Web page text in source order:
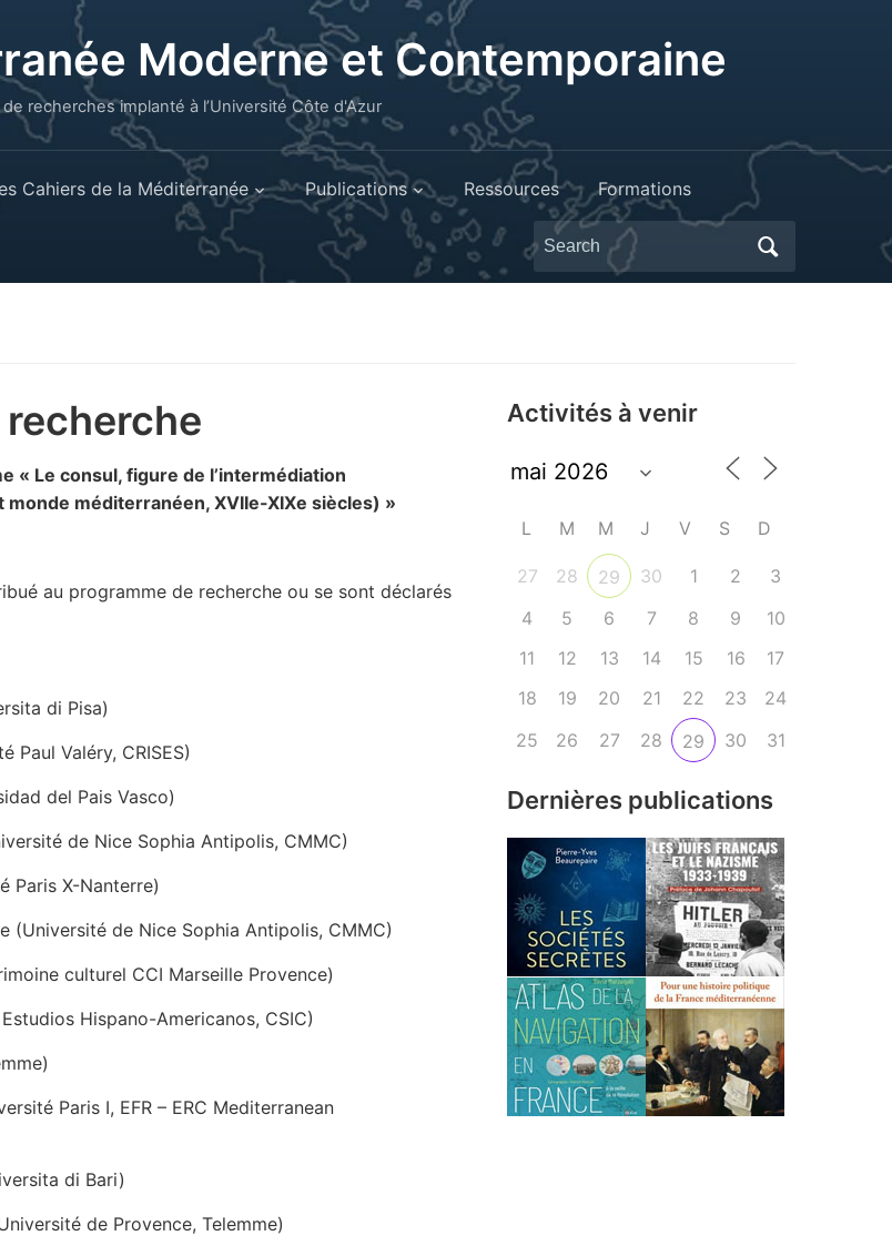
Moderne et Contemporaine
recherches implanté à l’Université Côte d'Azur
Cahiers de la Méditerranée Publications Ressources Formations
Search
for:
« Le consul, figure de l’intermédiation
monde méditerranéen, XVIIe-XIXe siècles) »
au programme de recherche ou se sont déclarés
di Pisa)
Paul Valéry, CRISES)
del Pais Vasco)
de Nice Sophia Antipolis, CMMC)
Paris X-Nanterre)
(Université de Nice Sophia Antipolis, CMMC)
culturel CCI Marseille Provence)
Hispano-Americanos, CSIC)
Paris I, EFR – ERC Mediterranean
di Bari)
de Provence, Telemme)
Activités à venir
L M M J V S D
27 28 29 30 1 2
3
4
5 6 7 8 9
10
11
12 13 14 15 16
17
18
19 20 21 22 23
24
25
26 27 28 29 30 31
Dernières publications